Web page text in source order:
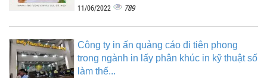
11/06/2022 789
Công ty in ấn quảng cáo đi tiên phong
trong ngành in lấy phân khúc in kỹ thuật số
làm thế...